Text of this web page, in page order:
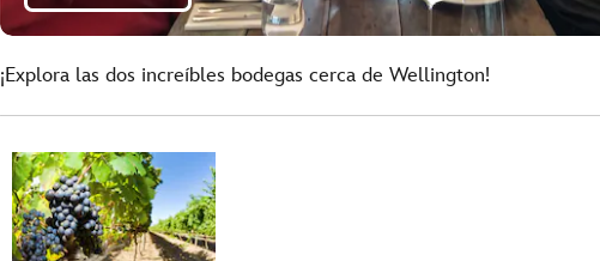
¡Explora las dos increíbles bodegas cerca de Wellington!